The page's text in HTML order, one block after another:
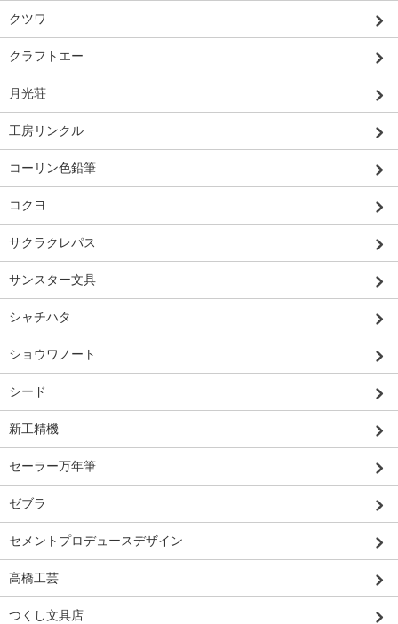
クツワ
クラフトエー
月光荘
工房リンクル
コーリン色鉛筆
コクヨ
サクラクレパス
サンスター文具
シャチハタ
ショウワノート
シード
新工精機
セーラー万年筆
ゼブラ
セメントプロデュースデザイン
高橋工芸
つくし文具店